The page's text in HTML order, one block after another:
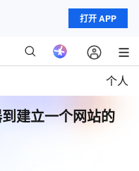
打开 APP
个人
建立一个网站的